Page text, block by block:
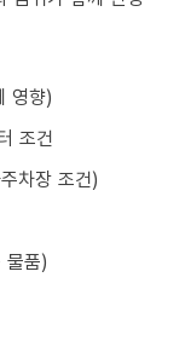
영향)
조건
차장 조건)
물품)